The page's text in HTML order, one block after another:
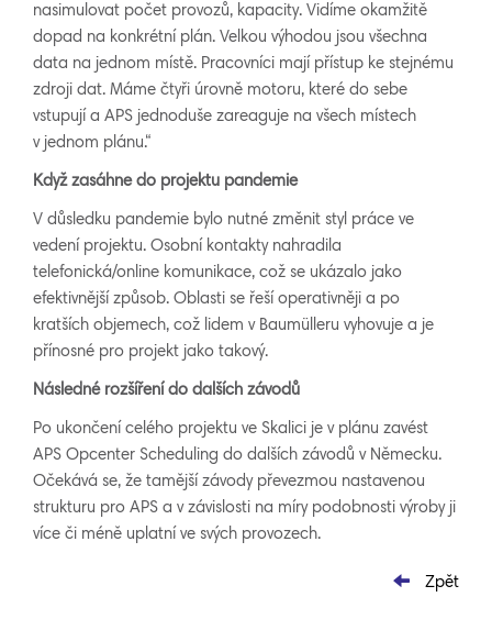
nasimulovat počet provozů, kapacity. Vidíme okamžitě
dopad na konkrétní plán. Velkou výhodou jsou všechna
data na jednom místě. Pracovníci mají přístup ke stejnému
zdroji dat. Máme čtyři úrovně motoru, které do sebe
vstupují a APS jednoduše zareaguje na všech místech
v jednom plánu.“
Když zasáhne do projektu pandemie
V důsledku pandemie bylo nutné změnit styl práce ve
vedení projektu. Osobní kontakty nahradila
telefonická/online komunikace, což se ukázalo jako
efektivnější způsob. Oblasti se řeší operativněji a po
kratších objemech, což lidem v Baumülleru vyhovuje a je
přínosné pro projekt jako takový.
Následné rozšíření do dalších závodů
Po ukončení celého projektu ve Skalici je v plánu zavést
APS Opcenter Scheduling do dalších závodů v Německu.
Očekává se, že tamější závody převezmou nastavenou
strukturu pro APS a v závislosti na míry podobnosti výroby ji
více či méně uplatní ve svých provozech.
Zpět